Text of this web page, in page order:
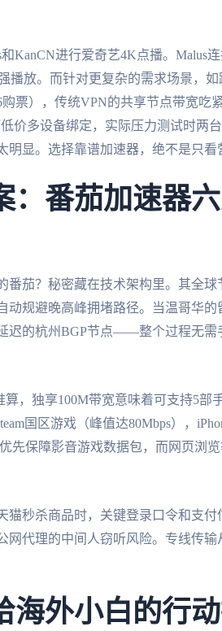
KanCN进行爱奇艺4K点播。Malus
播放。而针对更复杂的需求场景，
票），传统VPN的共享节点带宽吃
多设备绑定，实际压力测试时两
显。选择靠谱加速器，绝不是只看
：番茄加速器
番茄？秘密藏在技术架构里。其全球
规避晚高峰拥堵路径。当温哥华的
迟的杭州BGP节点——整个过程无需
，独享100M带宽意味着可支持5部
国区游戏（峰值达80Mbps），
先保障影音游戏数据包，而网页浏
秒杀商品时，关键登录口令和支付
代理的中间人窃听风险。专线传输
海外小白的行